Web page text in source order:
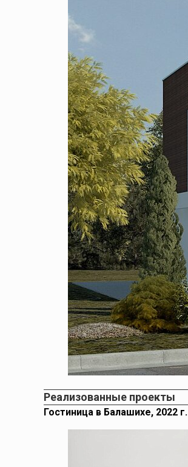
Реализованные проекты
Гостиница в Балашихе, 2022 г.